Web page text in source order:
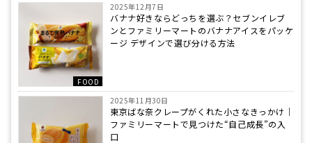
FOOD
2025年12月7日
バナナ好きならどっちを選ぶ？セブンイレブ
ンとファミリーマートのバナナアイスをパッケ
ージ デザインで選び分ける方法
2025年11月30日
東京ばな奈クレープがくれた小さなきっかけ｜
ファミリーマートで見つけた“自己成長”の入
口